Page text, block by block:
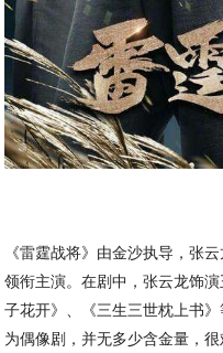
《雷霆战将》由金沙执导，张
领衔主演。在剧中，张云龙饰
子花开》、《三生三世枕上书
为偶像剧，并无多少含金量，